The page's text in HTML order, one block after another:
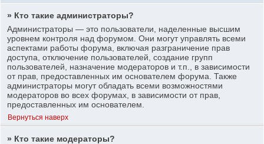
» Кто такие администраторы?
Администраторы — это пользователи, наделенные высшим
уровнем контроля над форумом. Они могут управлять всеми
аспектами работы форума, включая разграничение прав
доступа, отключение пользователей, создание групп
пользователей, назначение модераторов и т.п., в зависимости
от прав, предоставленных им основателем форума. Также
администраторы могут обладать всеми возможностями
модераторов во всех форумах, в зависимости от прав,
предоставленных им основателем.
Вернуться наверх
» Кто такие модераторы?